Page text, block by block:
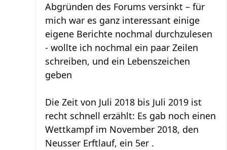
Abgründen des Forums versinkt – für
mich war es ganz interessant einige
eigene Berichte nochmal durchzulesen
- wollte ich nochmal ein paar Zeilen
schreiben, und ein Lebenszeichen
geben
Die Zeit von Juli 2018 bis Juli 2019 ist
recht schnell erzählt: Es gab noch einen
Wettkampf im November 2018, den
Neusser Erftlauf, ein 5er .